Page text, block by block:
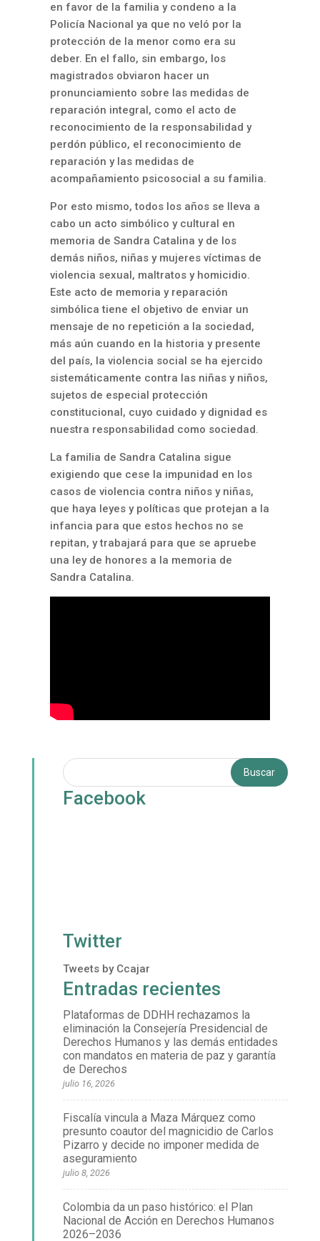
en favor de la familia y condeno a la
Policía Nacional ya que no veló por la
protección de la menor como era su
deber. En el fallo, sin embargo, los
magistrados obviaron hacer un
pronunciamiento sobre las medidas de
reparación integral, como el acto de
reconocimiento de la responsabilidad y
perdón público, el reconocimiento de
reparación y las medidas de
acompañamiento psicosocial a su familia.
Por esto mismo, todos los años se lleva a
cabo un acto simbólico y cultural en
memoria de Sandra Catalina y de los
demás niños, niñas y mujeres víctimas de
violencia sexual, maltratos y homicidio.
Este acto de memoria y reparación
simbólica tiene el objetivo de enviar un
mensaje de no repetición a la sociedad,
más aún cuando en la historia y presente
del país, la violencia social se ha ejercido
sistemáticamente contra las niñas y niños,
sujetos de especial protección
constitucional, cuyo cuidado y dignidad es
nuestra responsabilidad como sociedad.
La familia de Sandra Catalina sigue
exigiendo que cese la impunidad en los
casos de violencia contra niños y niñas,
que haya leyes y políticas que protejan a la
infancia para que estos hechos no se
repitan, y trabajará para que se apruebe
una ley de honores a la memoria de
Sandra Catalina.
Facebook
Twitter
Tweets by Ccajar
Entradas recientes
Plataformas de DDHH rechazamos la
eliminación la Consejería Presidencial de
Derechos Humanos y las demás entidades
con mandatos en materia de paz y garantía
de Derechos
julio 16, 2026
Fiscalía vincula a Maza Márquez como
presunto coautor del magnicidio de Carlos
Pizarro y decide no imponer medida de
aseguramiento
julio 8, 2026
Colombia da un paso histórico: el Plan
Nacional de Acción en Derechos Humanos
2026–2036